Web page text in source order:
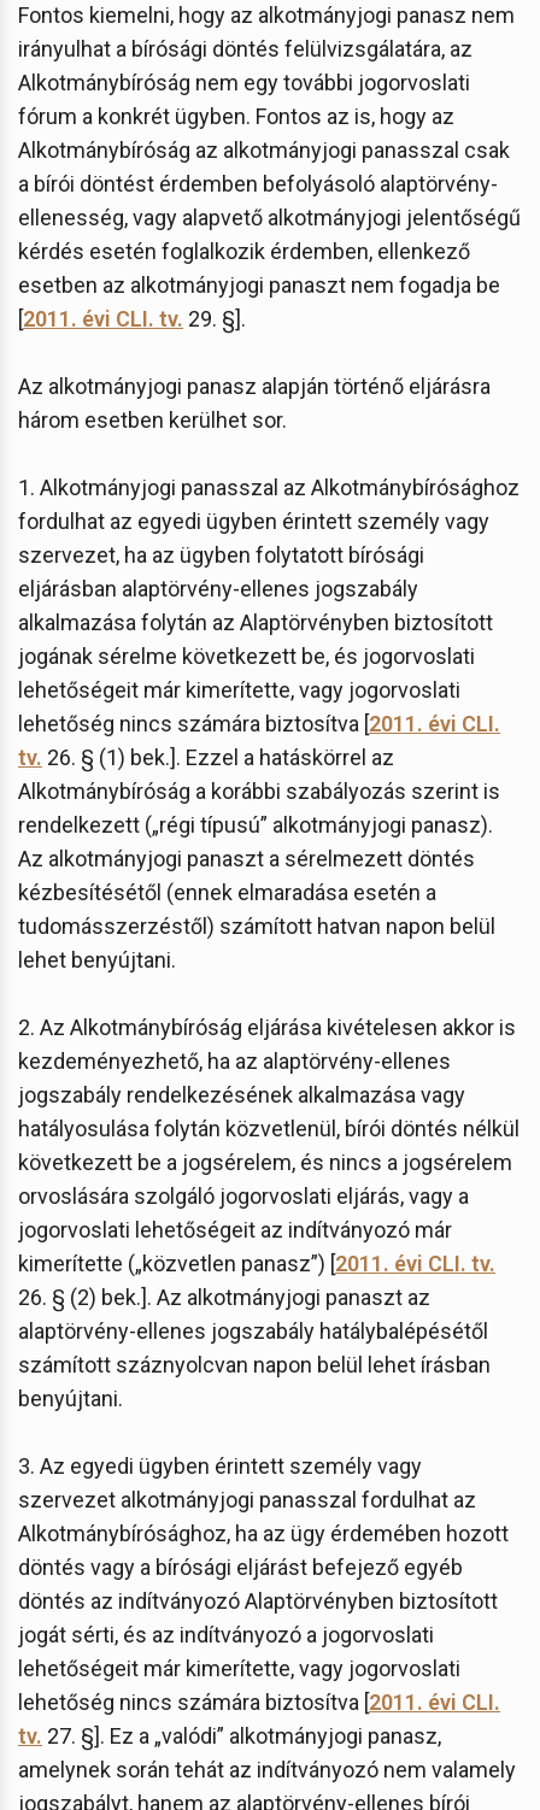
Fontos kiemelni, hogy az alkotmányjogi panasz nem
irányulhat a bírósági döntés felülvizsgálatára, az
Alkotmánybíróság nem egy további jogorvoslati
fórum a konkrét ügyben. Fontos az is, hogy az
Alkotmánybíróság az alkotmányjogi panasszal csak
a bírói döntést érdemben befolyásoló alaptörvény-
ellenesség, vagy alapvető alkotmányjogi jelentőségű
kérdés esetén foglalkozik érdemben, ellenkező
esetben az alkotmányjogi panaszt nem fogadja be
[2011. évi CLI. tv. 29. §].
Az alkotmányjogi panasz alapján történő eljárásra
három esetben kerülhet sor.
1. Alkotmányjogi panasszal az Alkotmánybírósághoz
fordulhat az egyedi ügyben érintett személy vagy
szervezet, ha az ügyben folytatott bírósági
eljárásban alaptörvény-ellenes jogszabály
alkalmazása folytán az Alaptörvényben biztosított
jogának sérelme következett be, és jogorvoslati
lehetőségeit már kimerítette, vagy jogorvoslati
lehetőség nincs számára biztosítva [2011. évi CLI.
tv. 26. § (1) bek.]. Ezzel a hatáskörrel az
Alkotmánybíróság a korábbi szabályozás szerint is
rendelkezett („régi típusú” alkotmányjogi panasz).
Az alkotmányjogi panaszt a sérelmezett döntés
kézbesítésétől (ennek elmaradása esetén a
tudomásszerzéstől) számított hatvan napon belül
lehet benyújtani.
2. Az Alkotmánybíróság eljárása kivételesen akkor is
kezdeményezhető, ha az alaptörvény-ellenes
jogszabály rendelkezésének alkalmazása vagy
hatályosulása folytán közvetlenül, bírói döntés nélkül
következett be a jogsérelem, és nincs a jogsérelem
orvoslására szolgáló jogorvoslati eljárás, vagy a
jogorvoslati lehetőségeit az indítványozó már
kimerítette („közvetlen panasz”) [2011. évi CLI. tv.
26. § (2) bek.]. Az alkotmányjogi panaszt az
alaptörvény-ellenes jogszabály hatálybalépésétől
számított száznyolcvan napon belül lehet írásban
benyújtani.
3. Az egyedi ügyben érintett személy vagy
szervezet alkotmányjogi panasszal fordulhat az
Alkotmánybírósághoz, ha az ügy érdemében hozott
döntés vagy a bírósági eljárást befejező egyéb
döntés az indítványozó Alaptörvényben biztosított
jogát sérti, és az indítványozó a jogorvoslati
lehetőségeit már kimerítette, vagy jogorvoslati
lehetőség nincs számára biztosítva [2011. évi CLI.
tv. 27. §]. Ez a „valódi” alkotmányjogi panasz,
amelynek során tehát az indítványozó nem valamely
jogszabályt, hanem az alaptörvény-ellenes bírói